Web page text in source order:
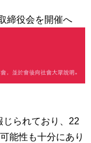
締役会を開催へ
じられており、22
能性も十分にあり